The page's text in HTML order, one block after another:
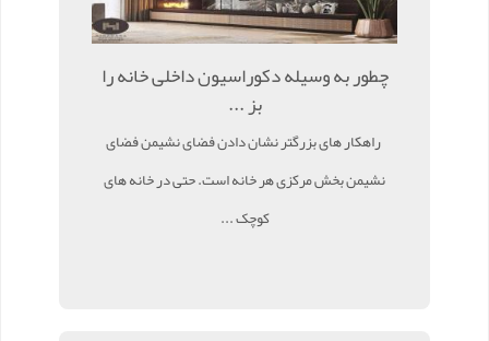
چطور به وسیله دکوراسیون داخلی خانه را
بز ...
راهکار های بزرگتر نشان دادن فضای نشیمن فضای
نشیمن بخش مرکزی هر خانه است. حتی در خانه های
کوچک ...